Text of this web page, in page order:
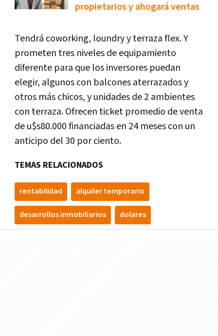
propietarios y ahogará ventas
Tendrá coworking, loundry y terraza flex. Y
prometen tres niveles de equipamiento
diferente para que los inversores puedan
elegir, algunos con balcones aterrazados y
otros más chicos, y unidades de 2 ambientes
con terraza. Ofrecen ticket promedio de venta
de u$s80.000 financiadas en 24 meses con un
anticipo del 30 por ciento.
TEMAS RELACIONADOS
rentabilidad alquiler temporario
desarrollos inmobiliarios dolares